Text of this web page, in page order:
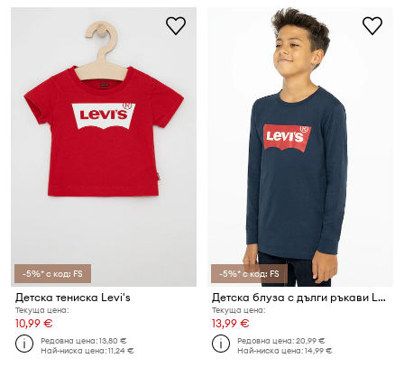
-5%* с код: FS
Детска тениска Levi's
Текуща цена:
10,99 €
Редовна цена:13,80 €
Най-ниска цена:11,24 €
-5%* с код: FS
Детска блуза с дълги ръкави Levi's
Текуща цена:
13,99 €
Редовна цена:20,99 €
Най-ниска цена:14,99 €